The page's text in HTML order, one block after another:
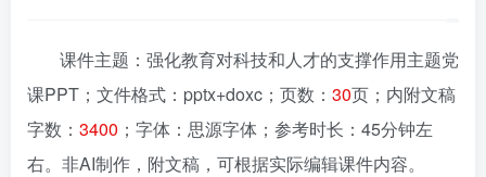
课件主题：强化教育对科技和人才的支撑作用主题党
课PPT；文件格式：pptx+doxc；页数： 30页；内附文稿
字数： 3400 ；字体：思源字体；参考时长：45分钟左
右。非AI制作，附文稿，可根据实际编辑课件内容。